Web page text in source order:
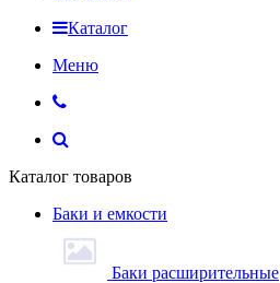
Каталог
Меню
Каталог товаров
Баки и емкости
Баки расширительные